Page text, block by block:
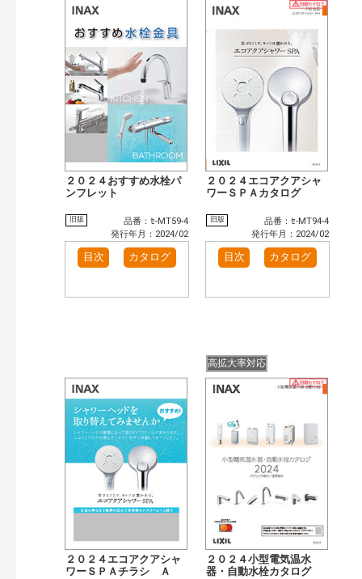
２０２４おすすめ水栓パ
ンフレット
旧版
品番：ｾ-MT59-4
発行年月：2024/02
目次 カタログ
２０２４エコアクアシャ
ワーＳＰＡカタログ
旧版
品番：ｾ-MT94-4
発行年月：2024/02
目次 カタログ
２０２４エコアクアシャ
ワーＳＰＡチラシ Ａ
高拡大率対応
２０２４小型電気温水
器・自動水栓カタログ